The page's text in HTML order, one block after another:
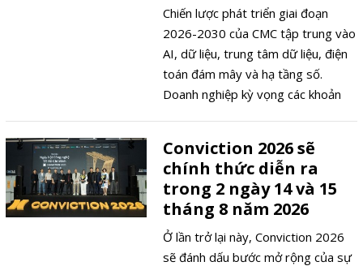
Chiến lược phát triển giai đoạn
2026-2030 của CMC tập trung vào
AI, dữ liệu, trung tâm dữ liệu, điện
toán đám mây và hạ tầng số.
Doanh nghiệp kỳ vọng các khoản
tới.
Conviction 2026 sẽ
chính thức diễn ra
trong 2 ngày 14 và 15
tháng 8 năm 2026
Ở lần trở lại này, Conviction 2026
sẽ đánh dấu bước mở rộng của sự